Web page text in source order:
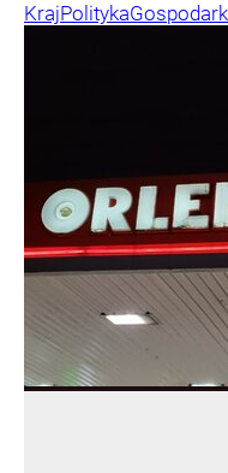
KrajPolityka